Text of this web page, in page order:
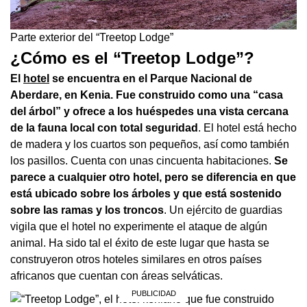
Parte exterior del “Treetop Lodge”
¿Cómo es el “Treetop Lodge”?
El hotel se encuentra en el Parque Nacional de
Aberdare, en Kenia. Fue construido como una “casa
del árbol” y ofrece a los huéspedes una vista cercana
de la fauna local con total seguridad . El hotel está hecho
de madera y los cuartos son pequeños, así como también
los pasillos. Cuenta con unas cincuenta habitaciones. Se
parece a cualquier otro hotel, pero se diferencia en que
está ubicado sobre los árboles y que está sostenido
sobre las ramas y los troncos. Un ejército de guardias
vigila que el hotel no experimente el ataque de algún
animal. Ha sido tal el éxito de este lugar que hasta se
construyeron otros hoteles similares en otros países
africanos que cuentan con áreas selváticas.